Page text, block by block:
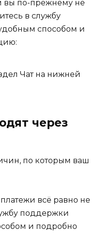
вы по-прежнему не
в службу
способом и
Чат на нижней
через
по которым ваш
всё равно не
поддержки
и подробно